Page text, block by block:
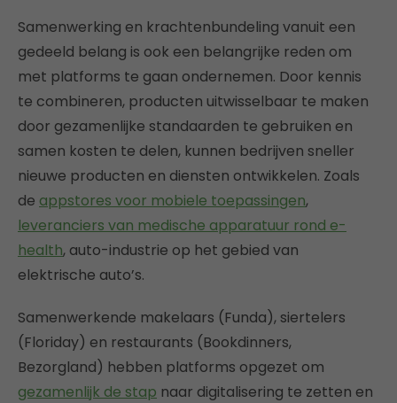
Samenwerking en krachtenbundeling vanuit een
gedeeld belang is ook een belangrijke reden om
met platforms te gaan ondernemen. Door kennis
te combineren, producten uitwisselbaar te maken
door gezamenlijke standaarden te gebruiken en
samen kosten te delen, kunnen bedrijven sneller
nieuwe producten en diensten ontwikkelen. Zoals
de appstores voor mobiele toepassingen,
leveranciers van medische apparatuur rond e-
health, auto-industrie op het gebied van
elektrische auto’s.
Samenwerkende makelaars (Funda), siertelers
(Floriday) en restaurants (Bookdinners,
Bezorgland) hebben platforms opgezet om
gezamenlijk de stap naar digitalisering te zetten en